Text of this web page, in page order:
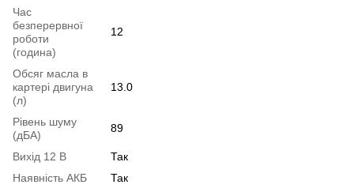
Час
безперервної
роботи
(година)
12
Обсяг масла в
картері двигуна
(л)
13.0
Рівень шуму
(дБА)
89
Вихід 12 В
Так
Наявність АКБ
Так